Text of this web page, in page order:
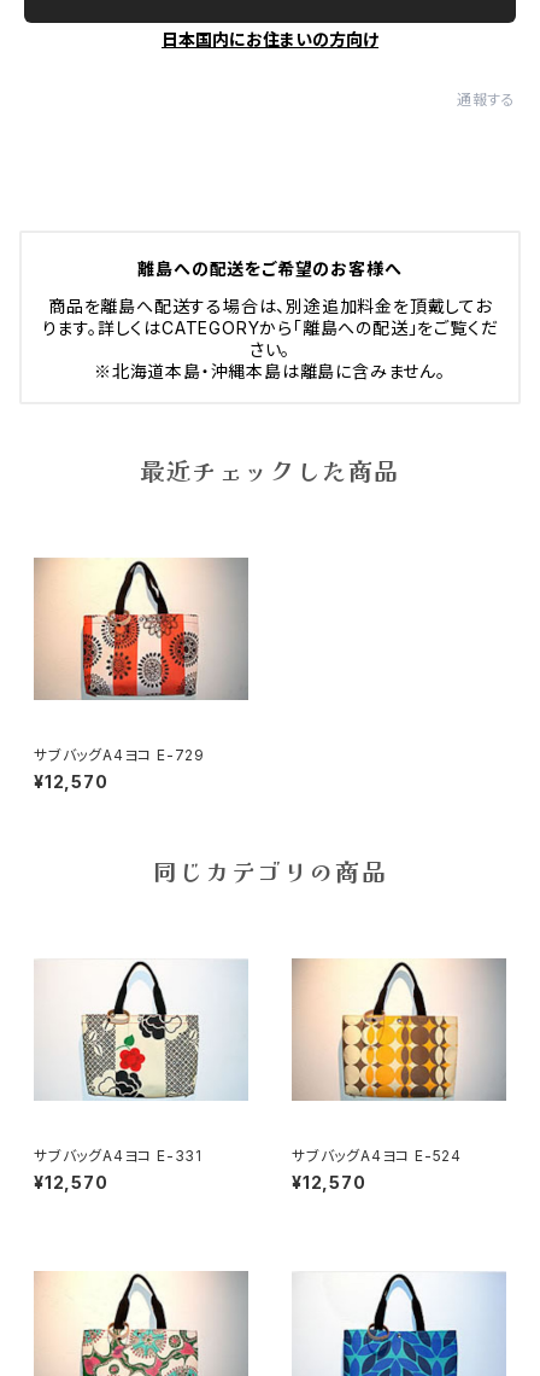
日本国内にお住まいの方向け
通報する
離島への配送をご希望のお客様へ
商品を離島へ配送する場合は、別途追加料金を頂戴してお
ります。詳しくはCATEGORYから「離島への配送」をご覧くだ
さい。
※北海道本島・沖縄本島は離島に含みません。
最近チェックした商品
サブバッグA4ヨコ E-729
¥12,570
同じカテゴリの商品
サブバッグA4ヨコ E-331
¥12,570
サブバッグA4ヨコ E-524
¥12,570